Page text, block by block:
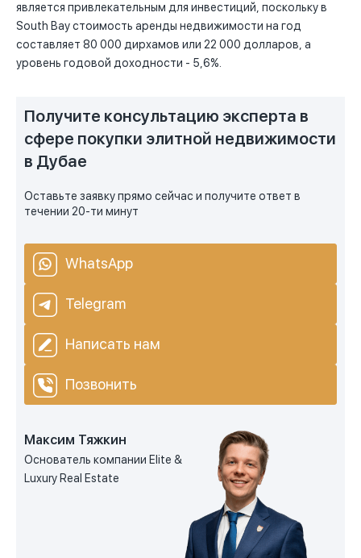
является привлекательным для инвестиций, поскольку в
South Bay стоимость аренды недвижимости на год
составляет 80 000 дирхамов или 22 000 долларов, а
уровень годовой доходности - 5,6%.
Получите консультацию эксперта в
сфере покупки элитной недвижимости
в Дубае
Оставьте заявку прямо сейчас и получите ответ в
течении 20-ти минут
WhatsApp
Telegram
Написать нам
Позвонить
Максим Тяжкин
Основатель компании Elite &
Luxury Real Estate